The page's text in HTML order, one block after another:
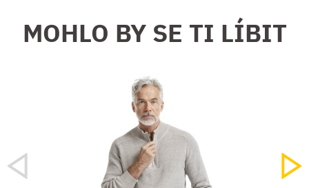
MOHLO BY SE TI LÍBIT